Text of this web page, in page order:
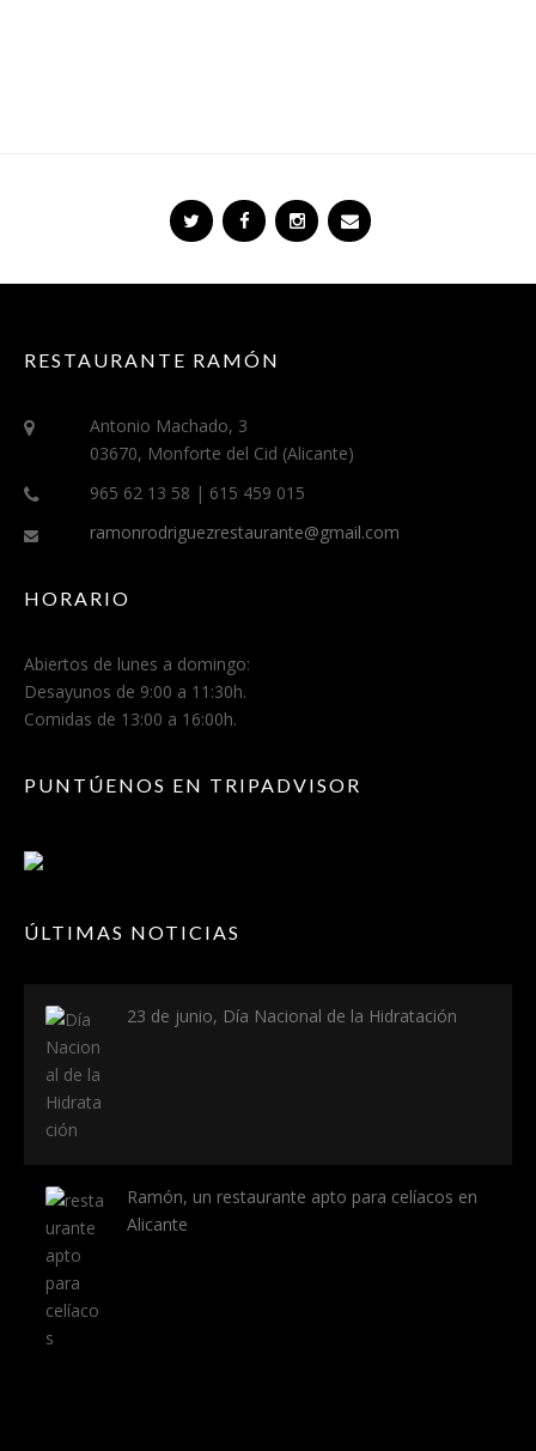
RESTAURANTE RAMÓN
Antonio Machado, 3
03670, Monforte del Cid (Alicante)
965 62 13 58 | 615 459 015
ramonrodriguezrestaurante@gmail.com
HORARIO
Abiertos de lunes a domingo:
Desayunos de 9:00 a 11:30h.
Comidas de 13:00 a 16:00h.
PUNTÚENOS EN TRIPADVISOR
ÚLTIMAS NOTICIAS
23 de junio, Día Nacional de la Hidratación
Ramón, un restaurante apto para celíacos en
Alicante